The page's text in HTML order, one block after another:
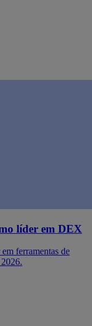
líder em DEX
ferramentas de